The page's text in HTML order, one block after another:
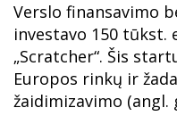
Verslo finansavimo
investavo 150
„Scratcher“. Šis
Europos rinkų ir
žaidimizavimo